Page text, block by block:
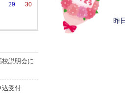
昨
29
30
説明会に
受付